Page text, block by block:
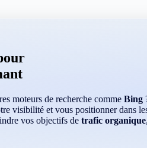
moteurs de recherche comme Bing
visibilité et vous positionner dans
vos objectifs de trafic organique,